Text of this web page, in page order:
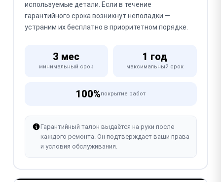
используемые детали. Если в течение
гарантийного срока возникнут неполадки —
устраним их бесплатно в приоритетном порядке.
3 мес
минимальный срок
1 год
максимальный срок
100%покрытие работ
Гарантийный талон выдаётся на руки после
каждого ремонта. Он подтверждает ваши права
и условия обслуживания.